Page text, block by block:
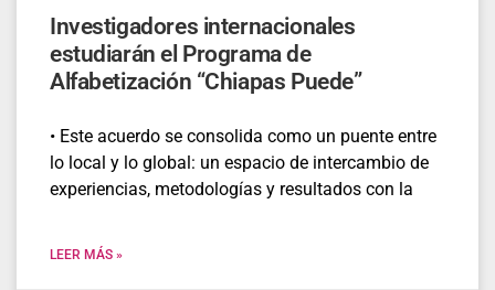
Investigadores internacionales
estudiarán el Programa de
Alfabetización “Chiapas Puede”
• Este acuerdo se consolida como un puente entre
lo local y lo global: un espacio de intercambio de
experiencias, metodologías y resultados con la
LEER MÁS »